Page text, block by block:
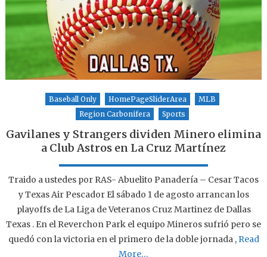
Baseball Only HomePageSliderArea
MLB
Region Carbonifera
Sports
Gavilanes y Strangers dividen Minero elimina
a Club Astros en La Cruz Martínez
Traido a ustedes por RAS- Abuelito Panadería – Cesar Tacos
y Texas Air Pescador El sábado 1 de agosto arrancan los
playoffs de La Liga de Veteranos Cruz Martinez de Dallas
Texas . En el Reverchon Park el equipo Mineros sufrió pero se
quedó con la victoria en el primero de la doble jornada ,Read
More…